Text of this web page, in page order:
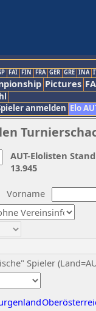
FAI FIN FRA GER GRE INA
Pictures
anmelden Elo
Vorname
Spieler
AUT-Elolisten
13.945